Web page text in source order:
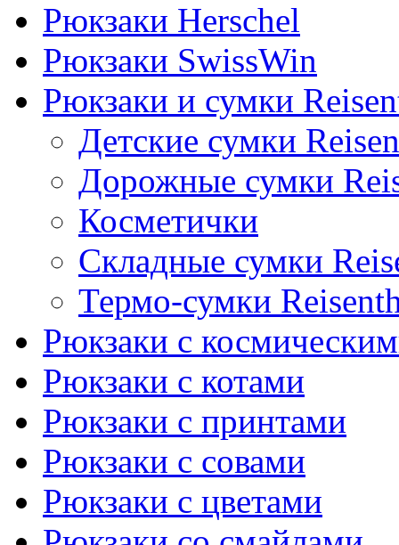
Рюкзаки Herschel
Рюкзаки SwissWin
Рюкзаки и сумки
Детские сумки
Дорожные сумки
Косметички
Складные сумки
Термо-сумки
Рюкзаки с
Рюкзаки с котами
Рюкзаки с принтами
Рюкзаки с совами
Рюкзаки с цветами